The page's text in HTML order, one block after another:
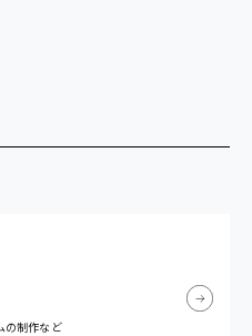
の制作など